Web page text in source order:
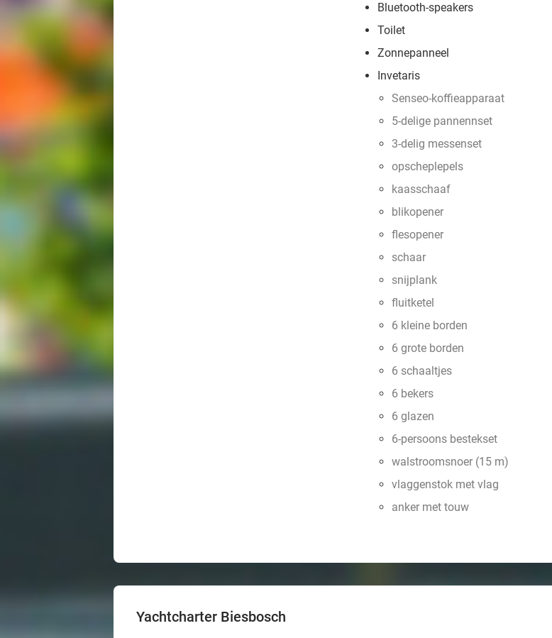
Bluetooth-speakers
Toilet
Zonnepanneel
Invetaris
Senseo-koffieapparaat
5-delige pannennset
3-delig messenset
opscheplepels
kaasschaaf
blikopener
flesopener
schaar
snijplank
fluitketel
6 kleine borden
6 grote borden
6 schaaltjes
6 bekers
6 glazen
6-persoons bestekset
walstroomsnoer (15 m)
vlaggenstok met vlag
anker met touw
Yachtcharter Biesbosch